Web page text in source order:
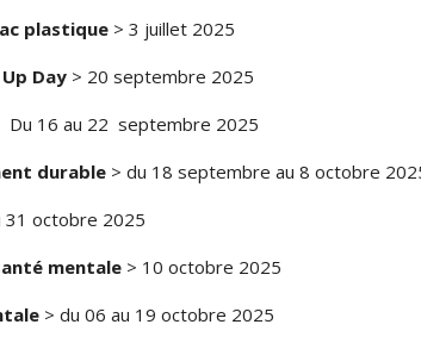
plastique > 3 juillet 2025
Day > 20 septembre 2025
Du 16 au 22 septembre 2025
durable > du 18 septembre au 8 octobre
31 octobre 2025
mentale > 10 octobre 2025
> du 06 au 19 octobre 2025